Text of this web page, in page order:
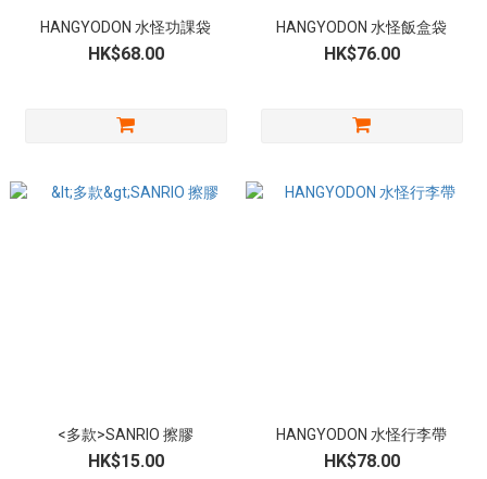
HANGYODON 水怪功課袋
HK$68.00
HANGYODON 水怪飯盒袋
HK$76.00
<多款>SANRIO 擦膠
HK$15.00
HANGYODON 水怪行李帶
HK$78.00